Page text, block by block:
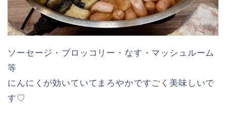
ソーセージ・ブロッコリー・なす・マッシュルーム
等
にんにくが効いていてまろやかですごく美味しいで
す♡